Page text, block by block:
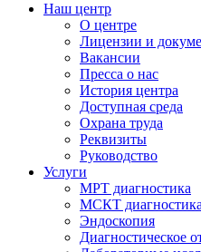
Наш центр
О центре
Лицензии и
Вакансии
Пресса о нас
История центра
Доступная среда
Охрана труда
Реквизиты
Руководство
Услуги
МРТ диагностика
МСКТ диагностика
Эндоскопия
Диагностическое